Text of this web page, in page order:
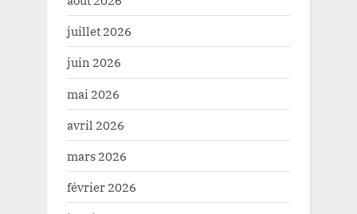
juillet 2026
juin 2026
mai 2026
avril 2026
mars 2026
février 2026